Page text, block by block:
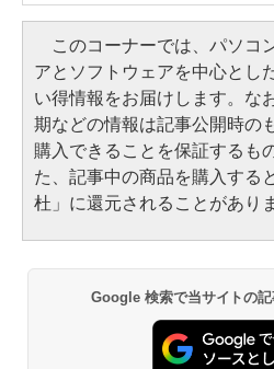
このコーナーでは、パソコ
アとソフトウェアを中心とし
い得情報をお届けします。な
期などの情報は記事公開時の
購入できることを保証するも
た、記事中の商品を購入する
杜」に還元されることがあり
Google 検索で当サイトの